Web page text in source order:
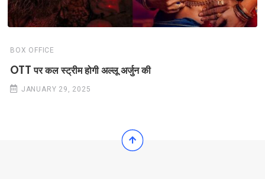
BOX OFFICE
OTT पर कल स्ट्रीम होगी अल्लू अर्जुन की
JANUARY 29, 2025